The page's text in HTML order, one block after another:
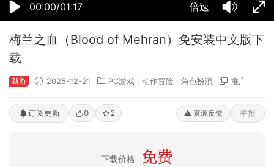
00:00/01:17 倍速
梅兰之血（Blood of Mehran）免安装中文版下
载
新游 2025-12-21 PC游戏 · 动作冒险 · 角色扮演 推广
订阅更新 0 2 ⚠️ 资源反馈 举报
下载价格 免费